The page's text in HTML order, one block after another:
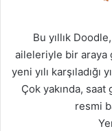
Bu yıllık
aileleriyle bir araya
yeni yılı
Çok yakında, saat
resmi